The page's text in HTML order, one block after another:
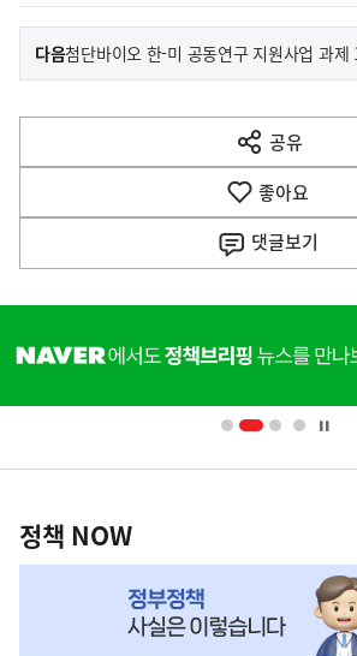
이
전
다
음
다음기
사
첨단바이오 한-미 공동연구 지원사업 과제
공유
열
기
좋아요
댓글보기
단
영
책
NOW,
정책 NOW